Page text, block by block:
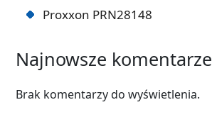
Proxxon PRN28148
Najnowsze komentarze
Brak komentarzy do wyświetlenia.